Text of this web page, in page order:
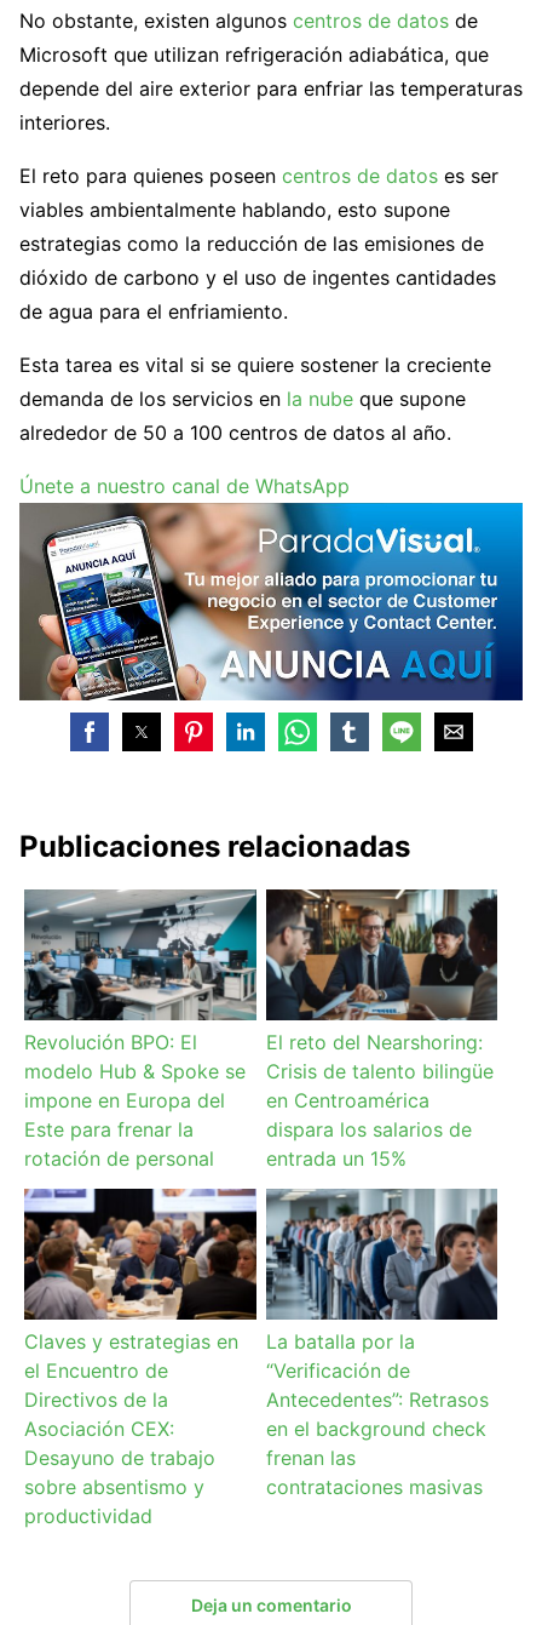
No obstante, existen algunos centros de datos de
Microsoft que utilizan refrigeración adiabática, que
depende del aire exterior para enfriar las temperaturas
interiores.
El reto para quienes poseen centros de datos es ser
viables ambientalmente hablando, esto supone
estrategias como la reducción de las emisiones de
dióxido de carbono y el uso de ingentes cantidades
de agua para el enfriamiento.
Esta tarea es vital si se quiere sostener la creciente
demanda de los servicios en la nube que supone
alrededor de 50 a 100 centros de datos al año.
Únete a nuestro canal de WhatsApp
Publicaciones relacionadas
Revolución BPO: El
modelo Hub & Spoke se
impone en Europa del
Este para frenar la
rotación de personal
El reto del Nearshoring:
Crisis de talento bilingüe
en Centroamérica
dispara los salarios de
entrada un 15%
Claves y estrategias en
el Encuentro de
Directivos de la
Asociación CEX:
Desayuno de trabajo
sobre absentismo y
productividad
La batalla por la
“Verificación de
Antecedentes”: Retrasos
en el background check
frenan las
contrataciones masivas
Deja un comentario